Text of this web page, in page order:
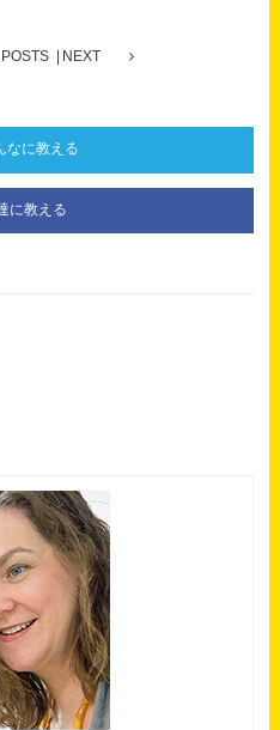
NEXT
なに教える
に教える